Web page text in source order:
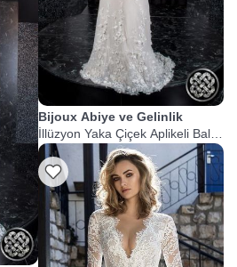
Bijoux Abiye ve Gelinlik
İllüzyon Yaka Çiçek Aplikeli Balık
Gelinlik